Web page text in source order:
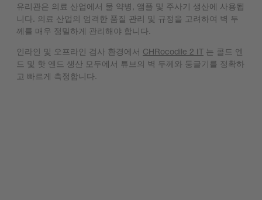
유리관은 의료 산업에서 물 약병, 앰플 및 주사기 생산에 사용됩
니다. 의료 산업의 엄격한 품질 관리 및 규정을 고려하여 벽 두
께를 매우 정밀하게 관리해야 합니다.
인라인 및 오프라인 검사 환경에서 CHRocodile 2 IT 는 콜드 엔
드 및 핫 엔드 생산 모두에서 튜브의 벽 두께와 둥글기를 정확하
고 빠르게 측정합니다.